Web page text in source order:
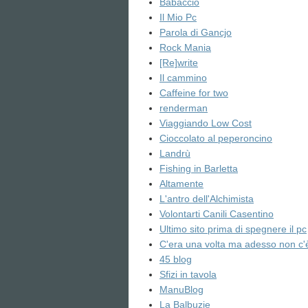
Il Mio Pc
Parola di Gancjo
Rock Mania
[Re]write
Il cammino
Caffeine for two
renderman
Viaggiando Low Cost
Cioccolato al peperoncino
Landrù
Fishing in Barletta
Altamente
L'antro dell'Alchimista
Volontarti Canili Casentino
Ultimo sito prima di spegnere il pc
C'era una volta ma adesso non
45 blog
Sfizi in tavola
ManuBlog
La Balbuzie